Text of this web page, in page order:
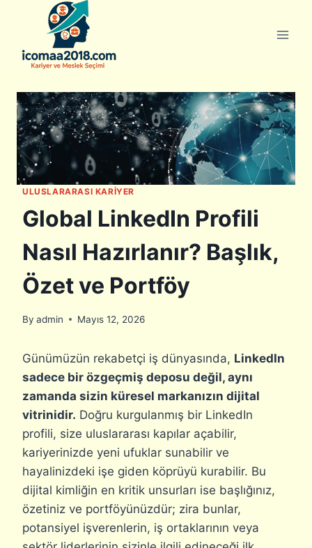
content
ULUSLARARASI KARIYER
Global LinkedIn Profili
Nasıl Hazırlanır? Başlık,
Özet ve Portföy
By admin Mayıs 12, 2026
Günümüzün rekabetçi iş dünyasında, LinkedIn
sadece bir özgeçmiş deposu değil, aynı
zamanda sizin küresel markanızın dijital
vitrinidir. Doğru kurgulanmış bir LinkedIn
profili, size uluslararası kapılar açabilir,
kariyerinizde yeni ufuklar sunabilir ve
hayalinizdeki işe giden köprüyü kurabilir. Bu
dijital kimliğin en kritik unsurları ise başlığınız,
özetiniz ve portföyünüzdür; zira bunlar,
potansiyel işverenlerin, iş ortaklarının veya